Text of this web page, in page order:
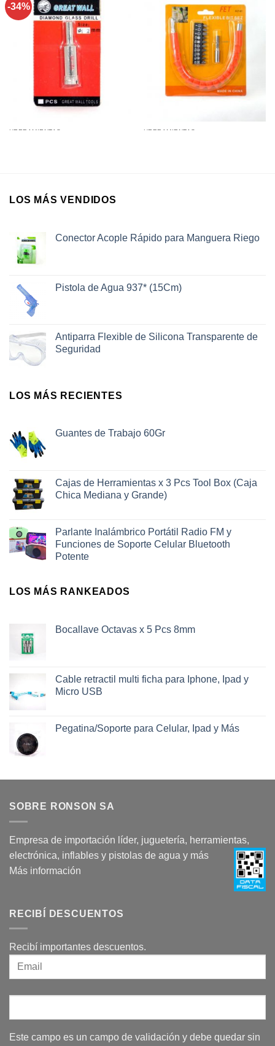
-34%
Añadir a
HERRAMIENTAS
Añadir a
favoritos
HERRAMIENTAS
LOS MÁS VENDIDOS
Conector Acople Rápido para Manguera Riego
Pistola de Agua 937* (15Cm)
Antiparra Flexible de Silicona Transparente de
Seguridad
LOS MÁS RECIENTES
Guantes de Trabajo 60Gr
Cajas de Herramientas x 3 Pcs Tool Box (Caja
Chica Mediana y Grande)
Parlante Inalámbrico Portátil Radio FM y
Funciones de Soporte Celular Bluetooth
Potente
LOS MÁS RANKEADOS
Bocallave Octavas x 5 Pcs 8mm
Cable retractil multi ficha para Iphone, Ipad y
Micro USB
Pegatina/Soporte para Celular, Ipad y Más
SOBRE RONSON SA
Empresa de importación líder, juguetería, herramientas,
electrónica, inflables y pistolas de agua y más
Más información
RECIBÍ DESCUENTOS
Recibí importantes descuentos.
Este campo es un campo de validación y debe quedar sin